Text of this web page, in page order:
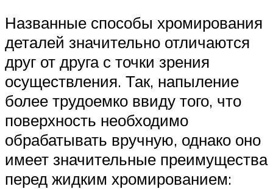
Названные способы хромирования
деталей значительно отличаются
друг от друга с точки зрения
осуществления. Так, напыление
более трудоемко ввиду того, что
поверхность необходимо
обрабатывать вручную, однако оно
имеет значительные преимущества
перед жидким хромированием: